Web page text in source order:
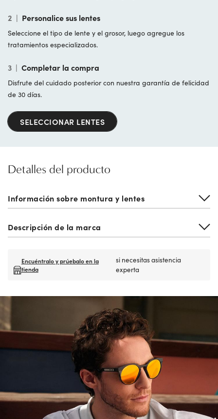
2 | Personalice sus lentes
Seleccione el tipo de lente y el grosor, luego agregue los
tratamientos especializados.
3 | Completar la compra
Disfrute del cuidado posterior con nuestra garantía de felicidad
de 30 días.
SELECCIONAR LENTES
Detalles del producto
Información sobre montura y lentes
Descripción de la marca
Encuéntralo y prúebalo en la
tienda
si necesitas asistencia
experta